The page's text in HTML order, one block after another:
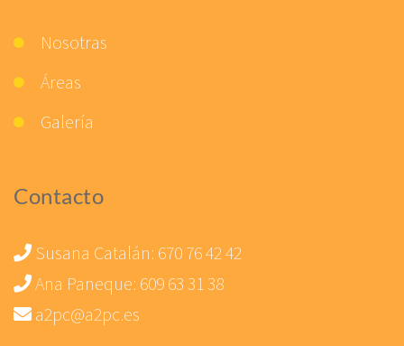
Nosotras
Áreas
Galería
Contacto
Susana Catalán: 670 76 42 42
Ana Paneque: 609 63 31 38
a2pc@a2pc.es